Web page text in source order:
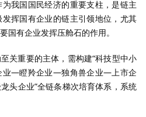
我国国民经济的重要支柱，是链主
挥国有企业的链主引领地位，尤其
国有企业发挥压舱石的作用。
关重要的主体，需构建“科技型中小
—瞪羚企业—独角兽企业—上市企
头企业”全链条梯次培育体系，系统